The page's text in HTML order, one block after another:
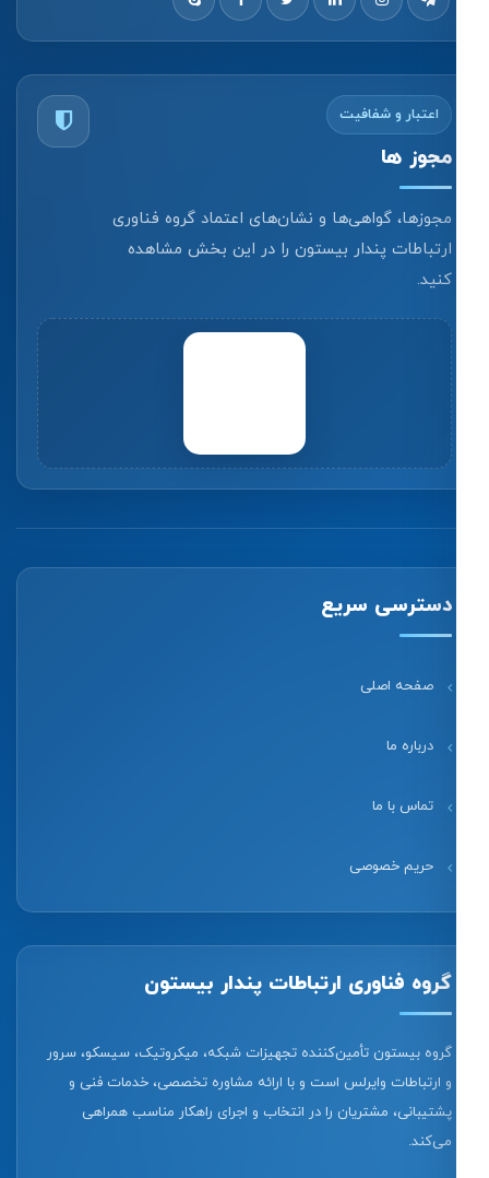
اعتبار و شفافیت
مجوز ها
مجوزها، گواهی‌ها و نشان‌های اعتماد گروه فناوری
ارتباطات پندار بیستون را در این بخش مشاهده
کنید.
دسترسی سریع
صفحه اصلی
درباره ما
تماس با ما
حریم خصوصی
گروه فناوری ارتباطات پندار بیستون
گروه بیستون تأمین‌کننده تجهیزات شبکه، میکروتیک، سیسکو، سرور
و ارتباطات وایرلس است و با ارائه مشاوره تخصصی، خدمات فنی و
پشتیبانی، مشتریان را در انتخاب و اجرای راهکار مناسب همراهی
می‌کند.